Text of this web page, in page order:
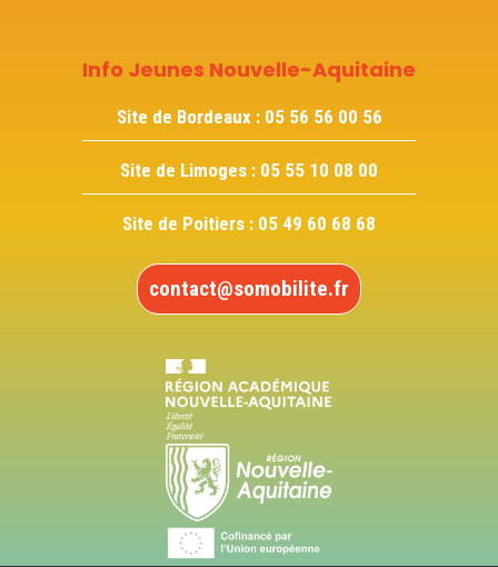
Info Jeunes Nouvelle-Aquitaine
Site de Bordeaux : 05 56 56 00 56
Site de Limoges : 05 55 10 08 00
Site de Poitiers : 05 49 60 68 68
contact@somobilite.fr